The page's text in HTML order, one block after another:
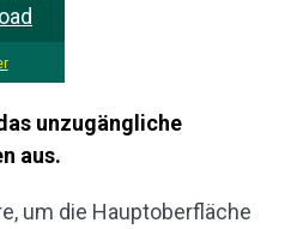
unzugängliche
aus.
um die Hauptoberfläche